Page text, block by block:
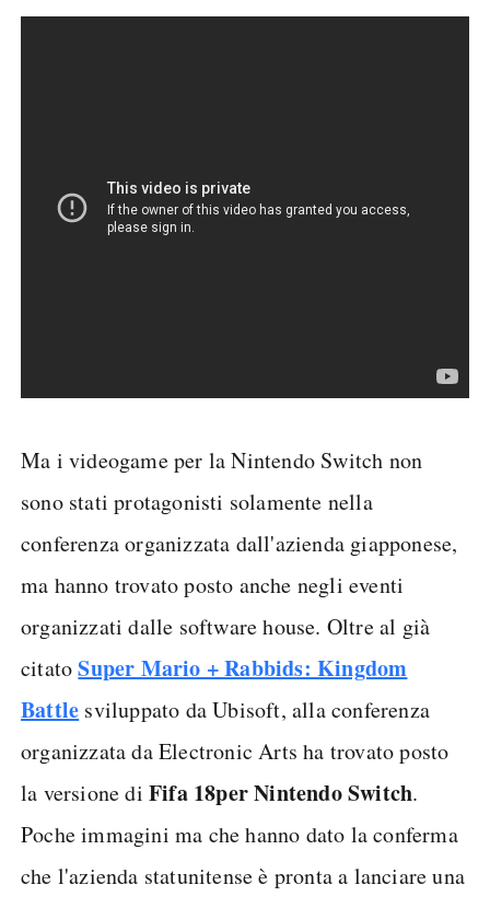
Ma i videogame per la Nintendo Switch non
sono stati protagonisti solamente nella
conferenza organizzata dall'azienda giapponese,
ma hanno trovato posto anche negli eventi
organizzati dalle software house. Oltre al già
citatoSuper Mario + Rabbids: Kingdom
Battle sviluppato da Ubisoft, alla conferenza
organizzata da Electronic Arts ha trovato posto
la versione di Fifa 18per Nintendo Switch.
Poche immagini ma che hanno dato la conferma
che l'azienda statunitense è pronta a lanciare una